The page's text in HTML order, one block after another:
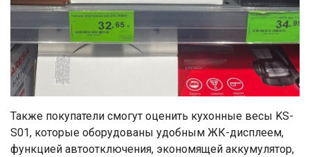
Также покупатели смогут оценить кухонные весы KS-
S01, которые оборудованы удобным ЖК-дисплеем,
функцией автоотключения, экономящей аккумулятор,